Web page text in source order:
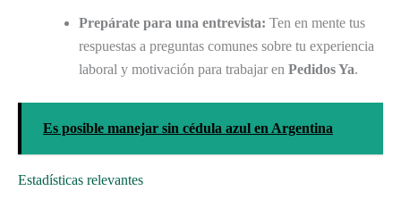
Prepárate para una entrevista: Ten en mente tus
respuestas a preguntas comunes sobre tu experiencia
laboral y motivación para trabajar en Pedidos Ya.
Es posible manejar sin cédula azul en Argentina
Estadísticas relevantes